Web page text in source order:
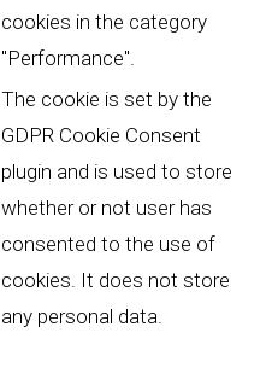
cookies in the category
"Performance".
The cookie is set by the
GDPR Cookie Consent
plugin and is used to store
whether or not user has
consented to the use of
cookies. It does not store
any personal data.